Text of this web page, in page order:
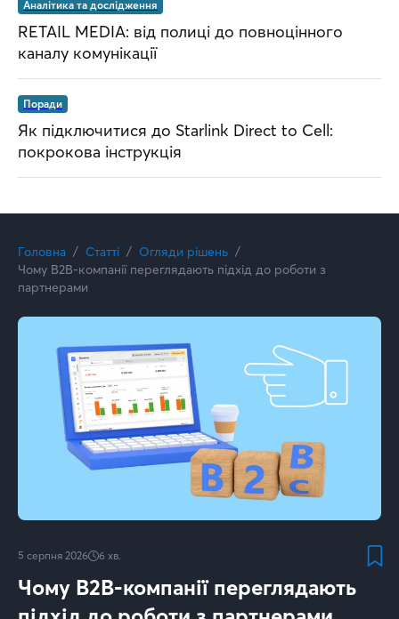
Аналітика та дослідження
RETAIL MEDIA: від полиці до повноцінного
каналу комунікації
Поради
Як підключитися до Starlink Direct to Cell:
покрокова інструкція
Головна Статті
Огляди рішень
Чому B2B-компанії переглядають підхід до роботи з
партнерами
5 серпня 2026 6 хв.
Чому B2B-компанії переглядають